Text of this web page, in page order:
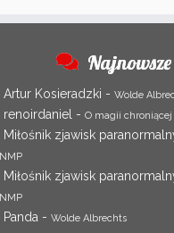
Artur Kosieradzki - Wolde
renoirdaniel - O magii
Miłośnik zjawisk
NMP
Miłośnik zjawisk
NMP
Panda - Wolde Albrechts